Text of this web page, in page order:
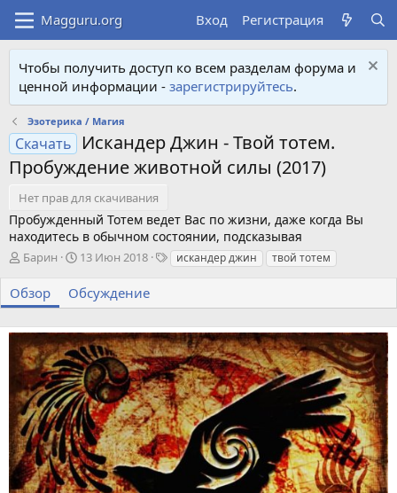
Вход Регистрация
Чтобы получить доступ ко всем разделам форума и
ценной информации - зарегистрируйтесь.
Эзотерика / Магия
Скачать
Искандер Джин - Твой тотем.
Пробуждение животной силы (2017)
Нет прав для скачивания
Пробужденный Тотем ведет Вас по жизни, даже когда Вы
находитесь в обычном состоянии, подсказывая
А
т
о
Барин
Д
т
а
о
з
д
а
н
и
я
13 Июн 2018
Т
и
искандер джин твой тотем
Обзор Обсуждение